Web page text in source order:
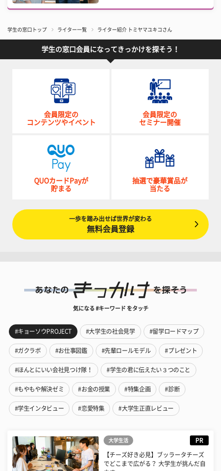
学生の窓口トップ ライター一覧 ライター紹介 トミヤマユキコさん
学生の窓口会員になってきっかけを探そう！
会員限定の
コンテンツやイベント
会員限定の
セミナー開催
QUOカードPayが
貯まる
抽選で豪華賞品が
当たる
一歩を踏み出せば世界が変わる
無料会員登録
気になる #キーワード をタッチ
#キョーソウPROJECT #大学生の社会見学 #留学ロードマップ
#ガクラボ #お仕事図鑑 #先輩ロールモデル #プレゼント
#ほんとにいい会社見つけ隊！ #学生の君に伝えたい３つのこと
#もやもや解決ゼミ #お金の授業 #特集企画 #診断
#学生インタビュー #恋愛特集 #大学生正直レビュー
大学生活 PR
【チーズ好き必見】ブッラータチーズ
でどこまで広がる？ 大学生が挑んだ自